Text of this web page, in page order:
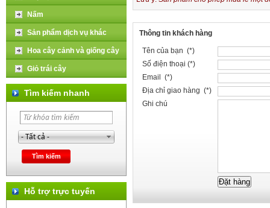
Nấm
Sản phẩm dịch vụ khác
Hoa cây cảnh và giống cây
Giỏ trái cây
Tìm kiếm nhanh
Hỗ trợ trực tuyến
Thông tin khách hàng
Tên của bạn (*)
Số điện thoại (*)
Email (*)
Địa chỉ giao hàng (*)
Ghi chú